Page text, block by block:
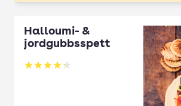
Halloumi- &
jordgubbsspett
Betyg: 4.3 av 5